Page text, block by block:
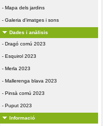
- Mapa dels jardins
- Galeria d'imatges i sons
Dades i anàlisis
- Dragó comú 2023
- Esquirol 2023
- Merla 2023
- Mallerenga blava 2023
- Pinsà comú 2023
- Puput 2023
Informació